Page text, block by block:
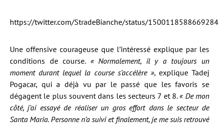
https://twitter.com/StradeBianche/status/
Une offensive courageuse que l’intéressé explique par les
conditions de course. « Normalement, il y a toujours un
moment durant lequel la course s’accélère », explique Tadej
Pogacar, qui a déjà vu par le passé que les favoris se
dégagent le plus souvent dans les secteurs 7 et 8.« De mon
côté, j’ai essayé de réaliser un gros effort dans le secteur de
Santa Maria. Personne n’a suivi et finalement, je me suis retrouvé